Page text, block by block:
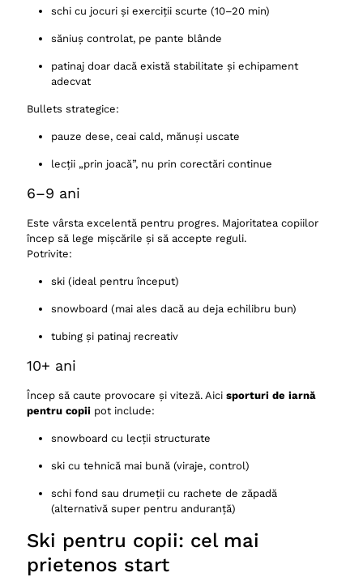
schi cu jocuri și exerciții scurte (10–20 min)
săniuș controlat, pe pante blânde
patinaj doar dacă există stabilitate și echipament
adecvat
Bullets strategice:
pauze dese, ceai cald, mănuși uscate
lecții „prin joacă”, nu prin corectări continue
6–9 ani
Este vârsta excelentă pentru progres. Majoritatea copiilor
încep să lege mișcările și să accepte reguli.
Potrivite:
ski (ideal pentru început)
snowboard (mai ales dacă au deja echilibru bun)
tubing și patinaj recreativ
10+ ani
Încep să caute provocare și viteză. Aici sporturi de iarnă
pentru copii pot include:
snowboard cu lecții structurate
ski cu tehnică mai bună (viraje, control)
schi fond sau drumeții cu rachete de zăpadă
(alternativă super pentru anduranță)
Ski pentru copii: cel mai
prietenos start